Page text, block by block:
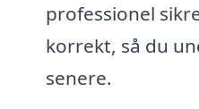
professionel
korrekt, så du
senere.